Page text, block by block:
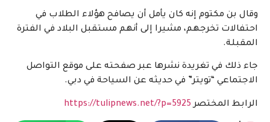
وقال بن مكتوم إنه كان يأمل أن يصافح هؤلاء الطلاب في
احتفالات تخرجهم، مشيرا إلى أنهم مستقبل البلاد في الفترة
المقبلة.
جاء ذلك في تغريدة نشرها عبر صفحته على موقع التواصل
الاجتماعي “تويتر” في حديثه عن السياحة في دبي.
الرابط المختصرhttps://tulipnews.net/?p=5925